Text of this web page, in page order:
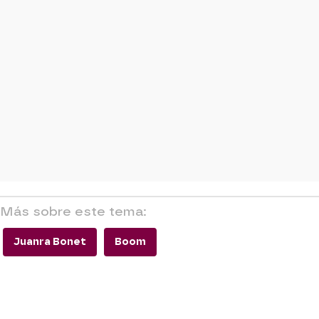
Más sobre este tema:
Juanra Bonet Boom